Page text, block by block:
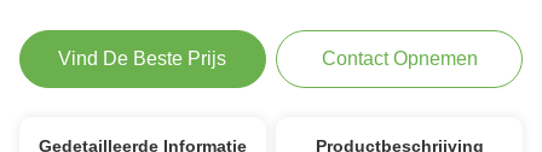
Vind De Beste Prijs Contact Opnemen
Gedetailleerde Informatie Productbeschrijving